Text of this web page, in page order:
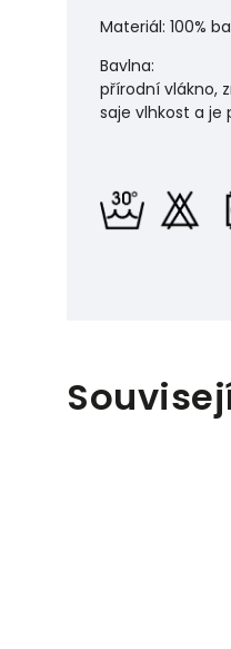
Materiál: 100%
Bavlna:
přírodní vlákno,
saje vlhkost a je